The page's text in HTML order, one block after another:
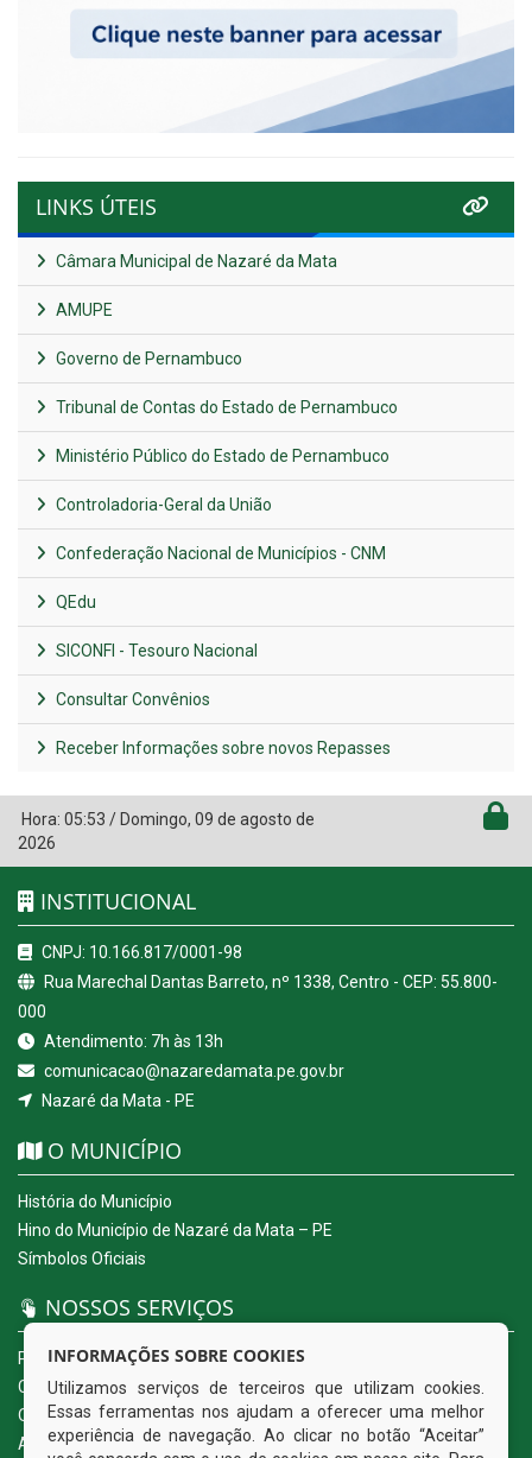
LINKS ÚTEIS
Câmara Municipal de Nazaré da Mata
AMUPE
Governo de Pernambuco
Tribunal de Contas do Estado de Pernambuco
Ministério Público do Estado de Pernambuco
Controladoria-Geral da União
Confederação Nacional de Municípios - CNM
QEdu
SICONFI - Tesouro Nacional
Consultar Convênios
Receber Informações sobre novos Repasses
Hora: 05:53 / Domingo, 09 de agosto de
2026
INSTITUCIONAL
CNPJ: 10.166.817/0001-98
Rua Marechal Dantas Barreto, nº 1338, Centro - CEP: 55.800-
000
Atendimento: 7h às 13h
comunicacao@nazaredamata.pe.gov.br
Nazaré da Mata - PE
O MUNICÍPIO
História do Município
Hino do Município de Nazaré da Mata – PE
Símbolos Oficiais
NOSSOS SERVIÇOS
Portal da Transparência
Carta de Serviços ao Usuário
Ouvidoria Eletrônica
Acesso a Informação (eSIC)
INFORMAÇÕES SOBRE COOKIES
Utilizamos serviços de terceiros que utilizam cookies.
Essas ferramentas nos ajudam a oferecer uma melhor
experiência de navegação. Ao clicar no botão “Aceitar”